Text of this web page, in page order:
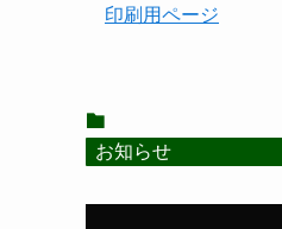
印刷用ページ
お知らせ